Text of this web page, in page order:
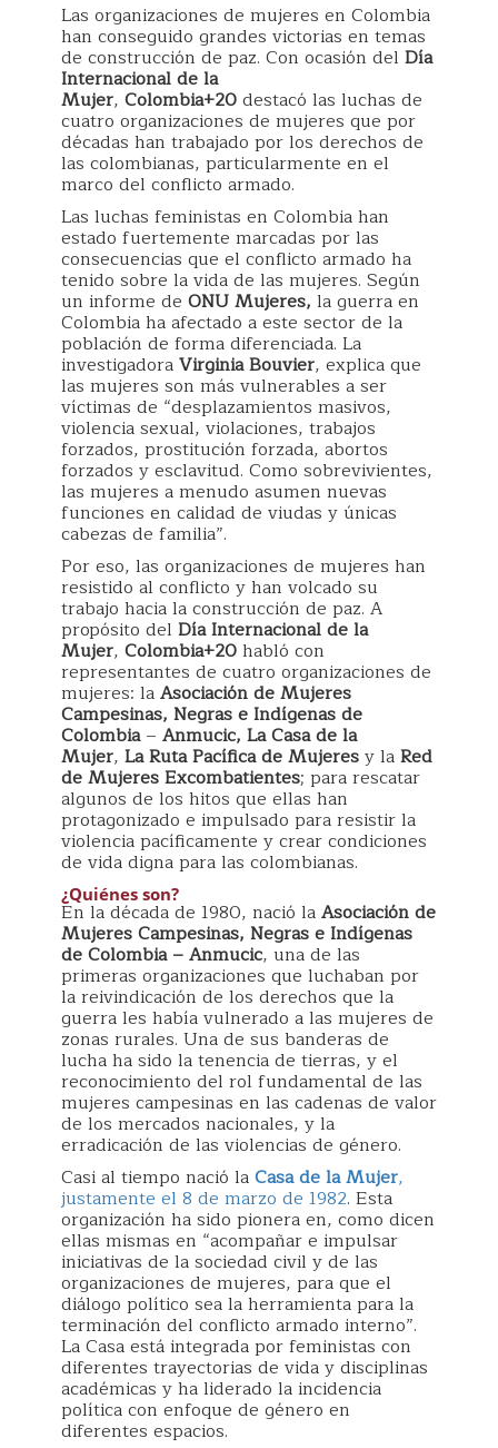
Las organizaciones de mujeres en Colombia
han conseguido grandes victorias en temas
de construcción de paz. Con ocasión del Día
Internacional de la
Mujer, Colombia+20destacó las luchas de
cuatro organizaciones de mujeres que por
décadas han trabajado por los derechos de
las colombianas, particularmente en el
marco del conflicto armado.
Las luchas feministas en Colombia han
estado fuertemente marcadas por las
consecuencias que el conflicto armado ha
tenido sobre la vida de las mujeres. Según
un informe de ONU Mujeres, la guerra en
Colombia ha afectado a este sector de la
población de forma diferenciada. La
investigadoraVirginia Bouvier, explica que
las mujeres son más vulnerables a ser
víctimas de “desplazamientos masivos,
violencia sexual, violaciones, trabajos
forzados, prostitución forzada, abortos
forzados y esclavitud. Como sobrevivientes,
las mujeres a menudo asumen nuevas
funciones en calidad de viudas y únicas
cabezas de familia”.
Por eso, las organizaciones de mujeres han
resistido al conflicto y han volcado su
trabajo hacia la construcción de paz. A
propósito del Día Internacional de la
Mujer, Colombia+20habló con
representantes de cuatro organizaciones de
mujeres: laAsociación de Mujeres
Campesinas, Negras e Indígenas de
Colombia– Anmucic, La Casa de la
Mujer, La Ruta Pacífica de Mujeresy laRed
de Mujeres Excombatientes; para rescatar
algunos de los hitos que ellas han
protagonizado e impulsado para resistir la
violencia pacíficamente y crear condiciones
de vida digna para las colombianas.
¿Quiénes son?
En la década de 1980, nació laAsociación de
Mujeres Campesinas, Negras e Indígenas
de Colombia – Anmucic, una de las
primeras organizaciones que luchaban por
la reivindicación de los derechos que la
guerra les había vulnerado a las mujeres de
zonas rurales. Una de sus banderas de
lucha ha sido la tenencia de tierras, y el
reconocimiento del rol fundamental de las
mujeres campesinas en las cadenas de valor
de los mercados nacionales, y la
erradicación de las violencias de género.
Casi al tiempo nació laCasa de la Mujer,
justamente el 8 de marzo de 1982. Esta
organización ha sido pionera en, como dicen
ellas mismas en “acompañar e impulsar
iniciativas de la sociedad civil y de las
organizaciones de mujeres, para que el
diálogo político sea la herramienta para la
terminación del conflicto armado interno”.
La Casa está integrada por feministas con
diferentes trayectorias de vida y disciplinas
académicas y ha liderado la incidencia
política con enfoque de género en
diferentes espacios.